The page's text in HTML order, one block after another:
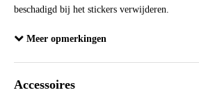
beschadigd bij het stickers verwijderen.
Remblokken zijn goed en banden voldoende
bieden is handelsprijs , prijs is meeneemprijs
Meer opmerkingen
Accessoires